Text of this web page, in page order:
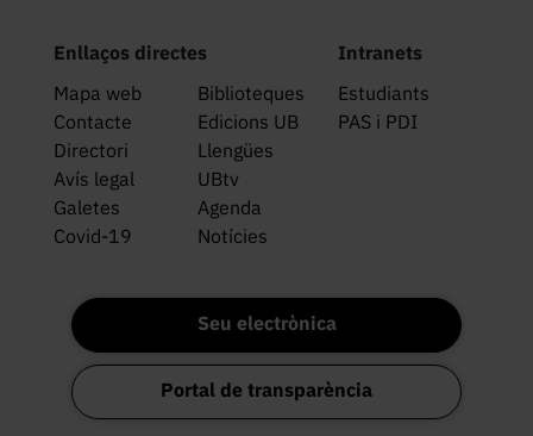
Enllaços directes
Mapa web
Biblioteques
Contacte
Edicions UB
Directori
Llengües
Avís legal
UBtv
Galetes
Agenda
Covid-19
Notícies
Intranets
Estudiants
PAS i PDI
Seu electrònica
Portal de transparència